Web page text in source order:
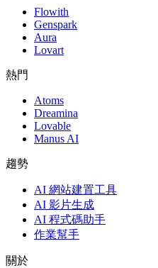
Flowith
Genspark
Aura
Lovart
熱門
Atoms
Dreamina
Lovable
Manus AI
趨勢
AI 網站建置工具
AI 影片生成
AI 程式碼助手
作業幫手
關於